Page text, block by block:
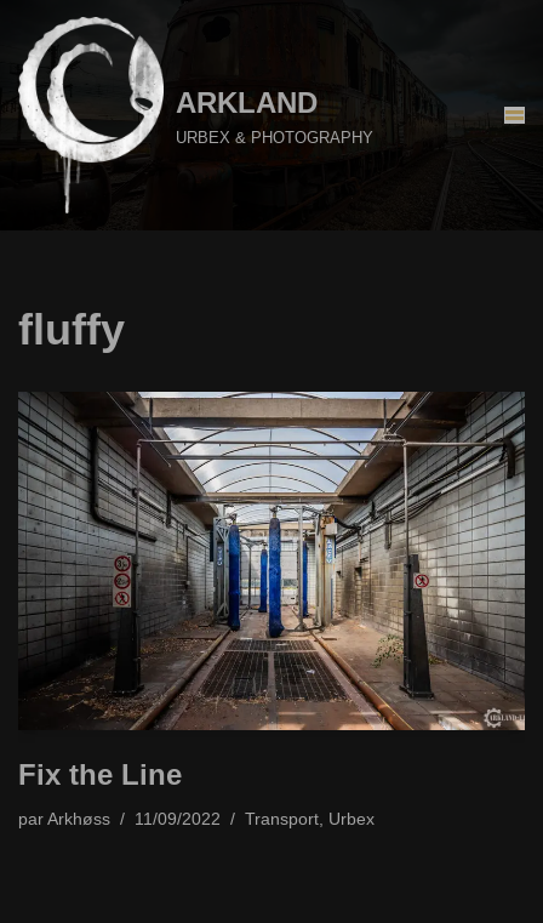
Aller
au
contenu
ARKLAND
URBEX & PHOTOGRAPHY
fluffy
Fix the Line
par Arkhøss 11/09/2022 Transport Urbex